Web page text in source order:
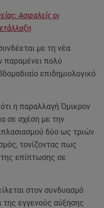
Ασφαλείς οι
με τη νέα
παραμένει πολύ
επιδημιολογικό
ότι η παραλλαγή Όμικρον
σε σχέση με την
δύο ως τριών
τονίζοντας πως
της επίπτωσης σε
στον συνδυασμό
της εγγενούς αύξησης